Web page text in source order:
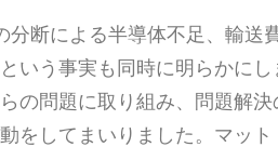
断による半導体不足、輸送
いう事実も同時に明らかに
の問題に取り組み、問題解
をしてまいりました。マッ